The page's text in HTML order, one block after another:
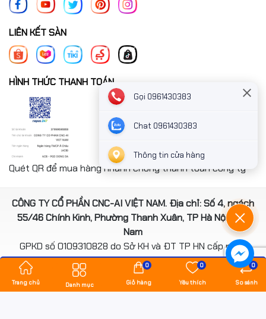
Hancomputer.vn
Tại Hancomputer.vn, bạn nhận được:
✔Sản phẩm chính hãng 100%
✔
Giá tốt, ưu đãi hấp dẫn
✔Bảo hành đầy đủ – hỗ trợ kỹ thuật tận tâm
Giao hàng toàn quốc – nhanh chóng – an toàn
📞 Liên hệ tư vấn mua hàng: 0961.430.383
🌐Hancomputer.vn – linh kiện PC chính hãng, giá tốt mỗi
ngày!
LIÊN KẾT SÀN
HÌNH THỨC THANH TOÁN
Quét QR để mua hàng nhanh chóng thanh toán công ty
CÔNG TY CỔ PHẦN CNC-AI VIỆT NAM. Địa chỉ: Số 4, ngách
55/46 Chính Kinh, Phường Thanh Xuân, TP Hà Nội, Việt
Nam
GPKD số 0109310828 do Sở KH và ĐT TP HN cấp ngày
14/08/2020
*** Website đã đươc cấp phép của Bộ Công Thương
Trang chủ Danh mục Giỏ hàng
0
Yêu thích
0
So sánh
0
Gọi 0961430383
Chat 0961430383
Thông tin cửa hàng